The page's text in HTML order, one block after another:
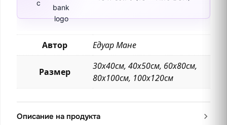
с
Автор Едуар Мане
Размер
30х40см, 40х50см, 60х80см,
80х100см, 100х120см
Описание на продукта